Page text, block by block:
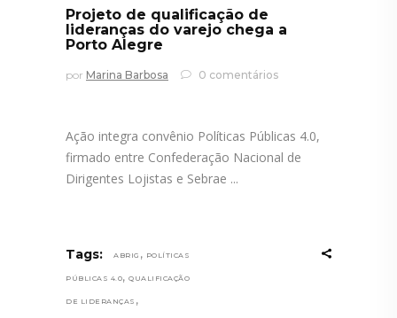
Projeto de qualificação de
lideranças do varejo chega a
Porto Alegre
por Marina Barbosa 0 comentários
Ação integra convênio Políticas Públicas 4.0,
firmado entre Confederação Nacional de
Dirigentes Lojistas e Sebrae
Tags: ABRIG , POLÍTICAS
PÚBLICAS 4.0, QUALIFICAÇÃO
DE LIDERANÇAS ,